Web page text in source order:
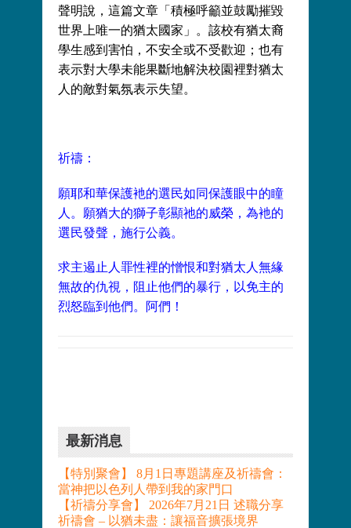
聲明說，這篇文章「積極呼籲並鼓勵摧毀
世界上唯一的猶太國家」。該校有猶太裔
學生感到害怕，不安全或不受歡迎；也有
表示對大學未能果斷地解決校園裡對猶太
人的敵對氣氛表示失望。
祈禱：
願耶和華保護衪的選民如同保護眼中的瞳
人。願猶大的獅子彰顯祂的威榮，為衪的
選民發聲，施行公義。
求主遏止人罪性裡的憎恨和對猶太人無緣
無故的仇視，阻止他們的暴行，以免主的
烈怒臨到他們。阿們！
最新消息
【特別聚會】 8月1日專題講座及祈禱會：
當神把以色列人帶到我的家門口
【祈禱分享會】 2026年7月21日 述職分享
祈禱會 – 以猶未盡：讓福音擴張境界